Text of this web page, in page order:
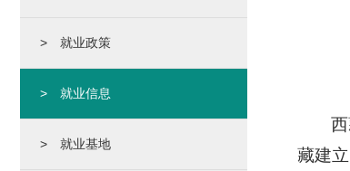
> 就业政策
> 就业信息
> 就业基地
藏建